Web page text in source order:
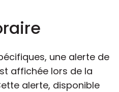
une alerte de
affichée lors de la
alerte, disponible